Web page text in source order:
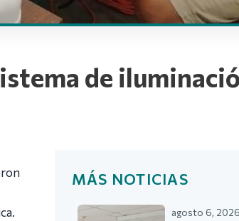
de
MÁS NOTICIAS
agosto 6, 2026